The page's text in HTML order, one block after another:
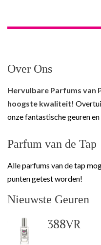
Over Ons
Hervulbare Parfums van
hoogste kwaliteit!
onze fantastische geuren
Parfum van de Tap
Alle parfums van de tap
punten getest worden!
Nieuwste Geuren
388VR